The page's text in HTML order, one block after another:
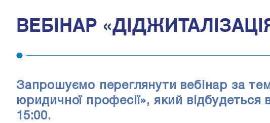
ВЕБІНАР
Запрошуємо переглянути вебінар за
юридичної професії», який відбудеться
15:00.